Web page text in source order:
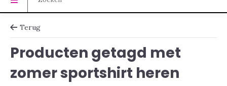
Terug
Producten getagd met
zomer sportshirt heren